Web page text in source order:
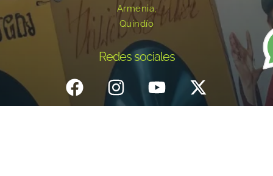
Armenia,
Quindío
Redes sociales